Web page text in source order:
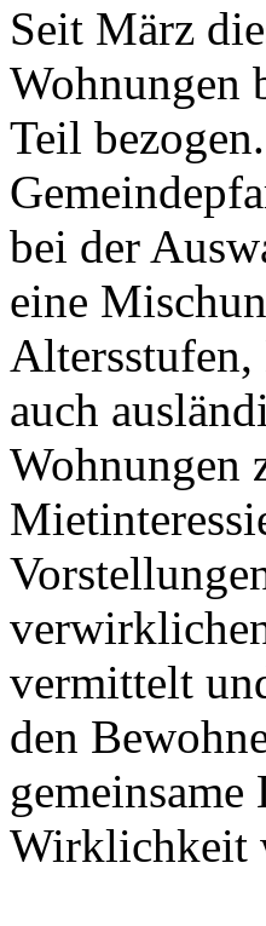
Seit März
Wohnungen
Teil
bei der
eine
auch
Wohnungen
vermittelt
den
Wirklichkeit